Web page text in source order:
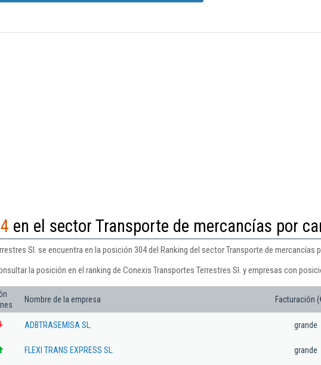
en el sector Transporte de mercancías por
Sl. se encuentra en la posición 304 del Ranking del sector Transporte de mercancías
la posición en el ranking de Conexis Transportes Terrestres Sl. y empresas con
Nombre de la empresa Facturación
ADBTRASEMISA SL. grande
FLEXI TRANS EXPRESS SL. grande